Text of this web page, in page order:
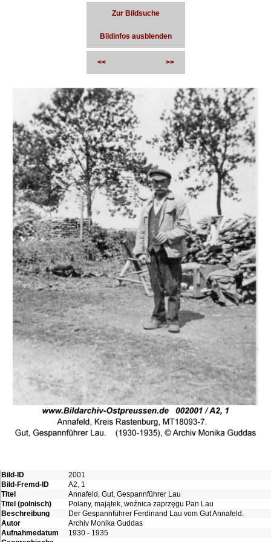
Zur Bildsuche
Bildinfos ausblenden
<< >>
Bild-ID
2001
Bild-Fremd-ID
A2, 1
Titel
Annafeld, Gut, Gespannführer Lau
Titel (polnisch)
Polany, majątek, woźnica zaprzęgu Pan Lau
Beschreibung
Der Gespannführer Ferdinand Lau vom Gut Annafeld.
Autor
Archiv Monika Guddas
Aufnahmedatum
1930 - 1935